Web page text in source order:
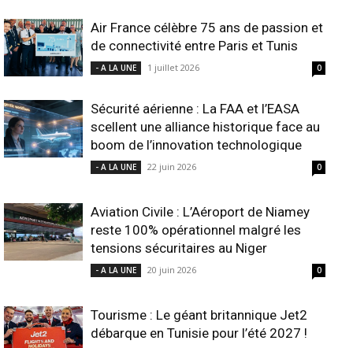
Air France célèbre 75 ans de passion et
de connectivité entre Paris et Tunis
- A LA UNE 1 juillet 2026 0
Sécurité aérienne : La FAA et l’EASA
scellent une alliance historique face au
boom de l’innovation technologique
- A LA UNE 22 juin 2026 0
Aviation Civile : L’Aéroport de Niamey
reste 100% opérationnel malgré les
tensions sécuritaires au Niger
- A LA UNE 20 juin 2026 0
Tourisme : Le géant britannique Jet2
débarque en Tunisie pour l’été 2027 !